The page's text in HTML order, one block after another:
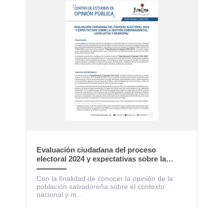
Evaluación ciudadana del proceso
electoral 2024 y expectativas sobre la
gestión gubernamental, legislativa y
municipal
Con la finalidad de conocer la opinión de la
población salvadoreña sobre el contexto
nacional y m...